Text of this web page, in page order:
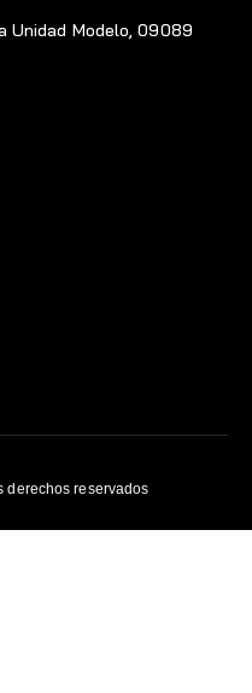
Unidad Modelo, 09089
derechos reservados